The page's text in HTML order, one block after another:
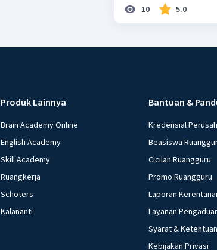
10 5.0
Produk Lainnya
Brain Academy Online
English Academy
Skill Academy
Ruangkerja
Schoters
Kalananti
Bantuan &
Kredensial
Beasiswa
Cicilan Ruangguru
Promo Ruangguru
Laporan
Layanan
Syarat & Ketentuan
Kebijakan Privasi